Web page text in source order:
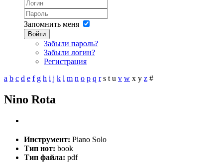
Запомнить меня
Войти
Забыли пароль?
Забыли логин?
Регистрация
a b c d e f g h i j k l m n o p q r s t u v w x y z #
Nino Rota
Инструмент: Piano Solo
Тип нот: book
Тип файла: pdf